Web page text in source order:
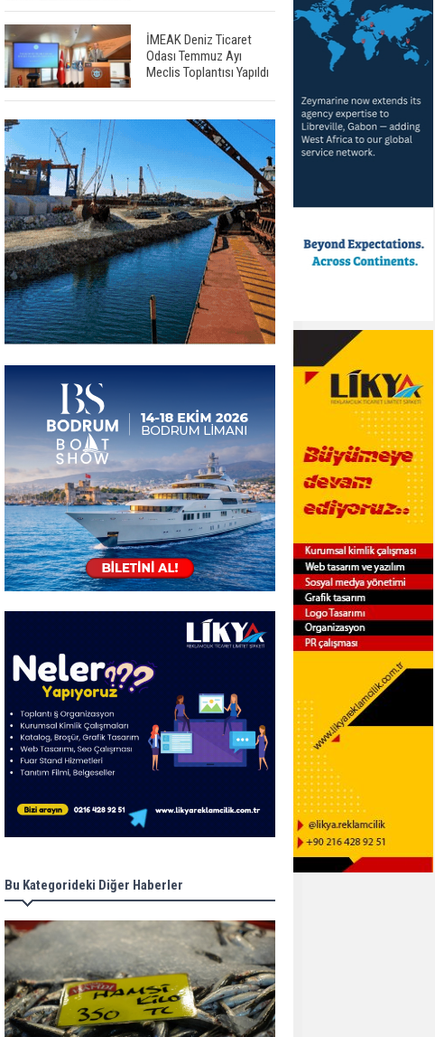
İMEAK Deniz Ticaret
Odası Temmuz Ayı
Meclis Toplantısı Yapıldı
Bu Kategorideki Diğer Haberler